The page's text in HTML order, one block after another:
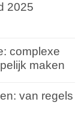
2025
complexe
maken
van regels